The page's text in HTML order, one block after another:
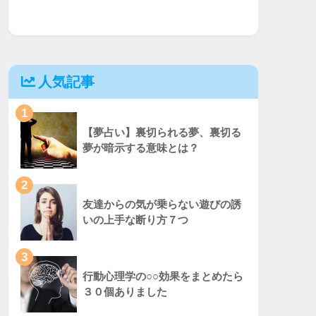
人気記事
1
【夢占い】裏切られる夢、裏切る
夢が暗示する意味とは？
2
友達からの気が乗らない遊びの誘
いの上手な断り方７つ
3
行動心理学の○○効果をまとめたら
３０個ありました